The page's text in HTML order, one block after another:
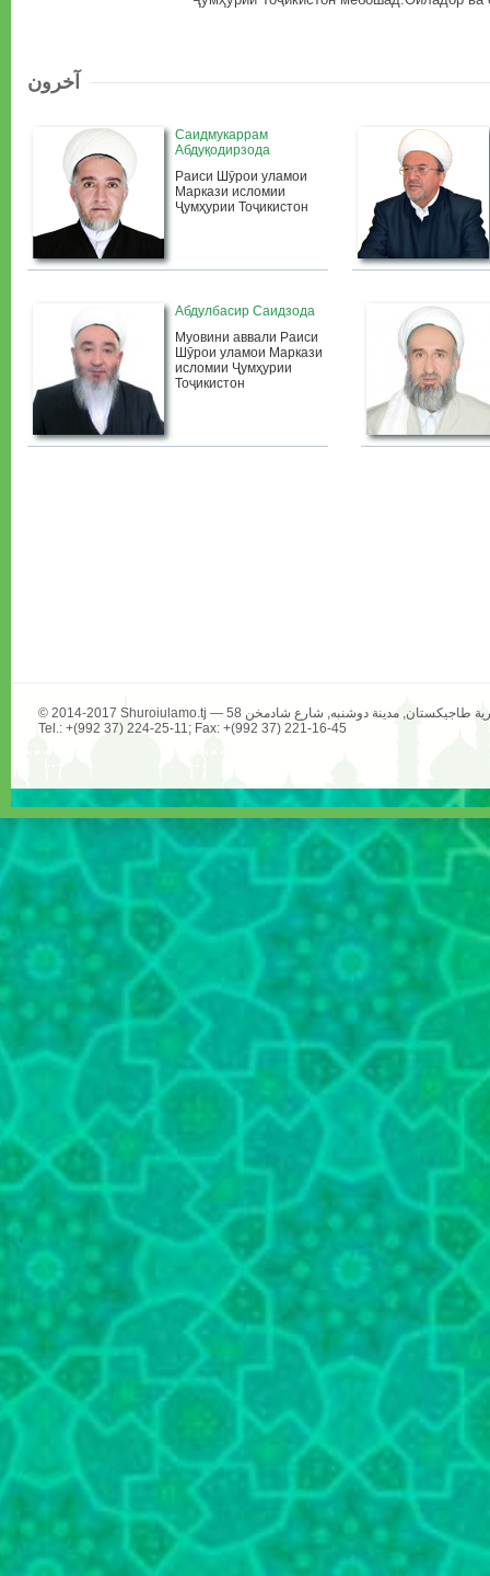
آخرون
Саидмукаррам
Абдуқодирзода
Раиси Шӯрои уламои
Маркази исломии
Ҷумҳурии Тоҷикистон
Абдулбасир Саидзода
Муовини аввали Раиси
Шӯрои уламои Маркази
исломии Ҷумҳурии
Тоҷикистон
Tel.: +(992 37) 224-25-11; Fax: +(992 37) 221-16-45